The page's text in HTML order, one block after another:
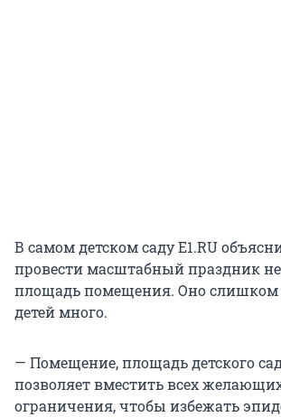
В самом детском саду E1.RU
провести масштабный праздник
площадь помещения. Оно слишком
детей много.
— Помещение, площадь детского
позволяет вместить всех
ограничения, чтобы избежать